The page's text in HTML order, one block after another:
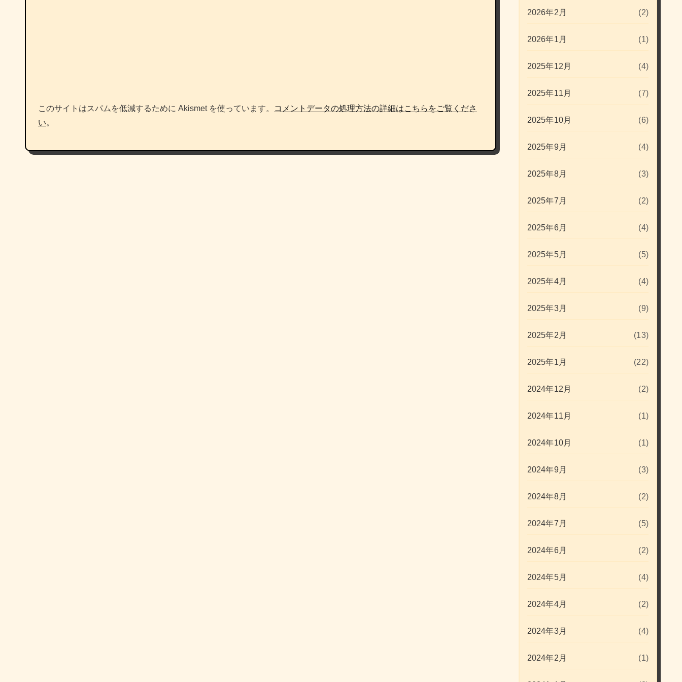
このサイトはスパムを低減するために Akismet を使っています。
コメントデータの処理方法の詳細はこちらをご覧くださ
い。
2026年2月 (2)
2026年1月 (1)
2025年12月 (4)
2025年11月 (7)
2025年10月 (6)
2025年9月 (4)
2025年8月 (3)
2025年7月 (2)
2025年6月 (4)
2025年5月 (5)
2025年4月 (4)
2025年3月 (9)
2025年2月 (13)
2025年1月 (22)
2024年12月 (2)
2024年11月 (1)
2024年10月 (1)
2024年9月 (3)
2024年8月 (2)
2024年7月 (5)
2024年6月 (2)
2024年5月 (4)
2024年4月 (2)
2024年3月 (4)
2024年2月 (1)